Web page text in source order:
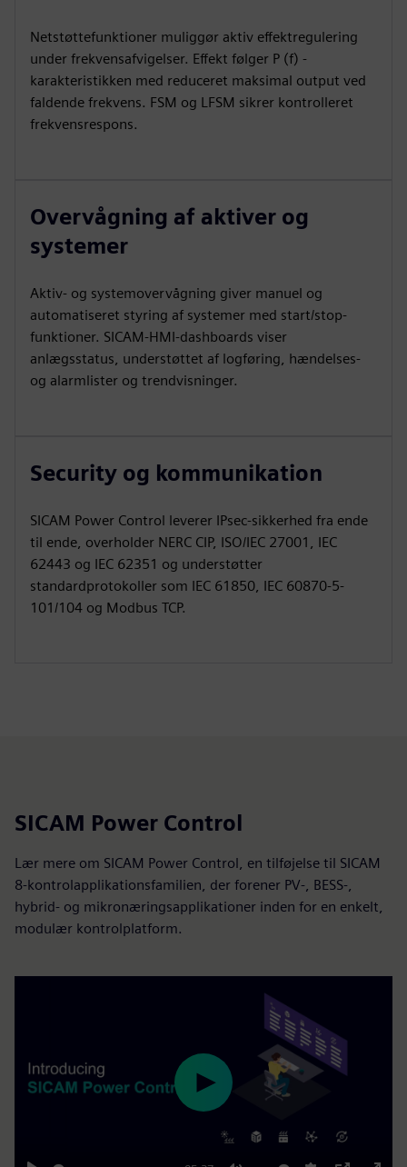
Netstøttefunktioner muliggør aktiv effektregulering
under frekvensafvigelser. Effekt følger P (f) -
karakteristikken med reduceret maksimal output ved
faldende frekvens. FSM og LFSM sikrer kontrolleret
frekvensrespons.
Overvågning af aktiver og
systemer
Aktiv- og systemovervågning giver manuel og
automatiseret styring af systemer med start/stop-
funktioner. SICAM‑HMI-dashboards viser
anlægsstatus, understøttet af logføring, hændelses-
og alarmlister og trendvisninger.
Security og kommunikation
SICAM Power Control leverer IPsec-sikkerhed fra ende
til ende, overholder NERC CIP, ISO/IEC 27001, IEC
62443 og IEC 62351 og understøtter
standardprotokoller som IEC 61850, IEC 60870‑5-
101/104 og Modbus TCP.
SICAM Power Control
Lær mere om SICAM Power Control, en tilføjelse til SICAM
8-kontrolapplikationsfamilien, der forener PV-, BESS-,
hybrid- og mikronæringsapplikationer inden for en enkelt,
modulær kontrolplatform.
Play